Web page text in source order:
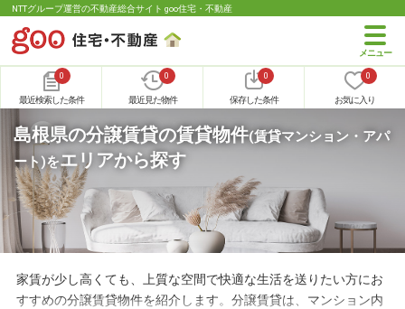
NTTグループ運営の不動産総合サイト goo住宅・不動産
0
最近検索した条件
0
最近見た物件
0
保存した条件
0
お気に入り
島根県の分譲賃貸の賃貸物件(賃貸マンション・アパ
ート)をエリアから探す
家賃が少し高くても、上質な空間で快適な生活を送りたい方にお
すすめの分譲賃貸物件を紹介します。分譲賃貸は、マンション内